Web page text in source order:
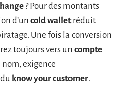
? Pour des montants
d’un cold walletréduit
Une fois la conversion
toujours vers un compte
nom, exigence
know your customer.